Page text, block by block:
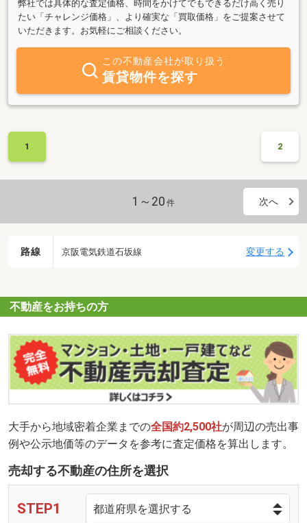
弊社では具体的な査定価格、時間をかけてでもできるだけ高く売り
たい「チャレンジ価格」、より確実な「買取価格」をご提案させて
いただきます。お気軽にご相談ください。
この不動産会社が取り扱う
賃貸物件を探す
1 2
1～20 件 次へ
路線 京阪電気鉄道石坂線 変更する
不動産をお持ちの方
大手から地域密着企業までの全国約2,500社が周辺の売出事
例や公示地価等のデータを参考に査定価格を算出します。
売却する不動産の住所を選択
STEP1